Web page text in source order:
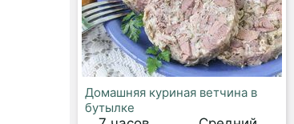
Домашняя куриная ветчина в
бутылке